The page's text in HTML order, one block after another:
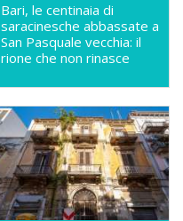
Bari, le centinaia di
saracinesche abbassate a
San Pasquale vecchia: il
rione che non rinasce